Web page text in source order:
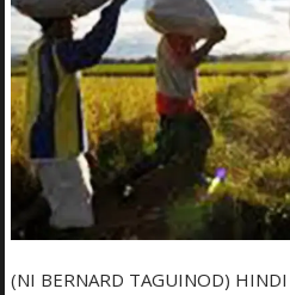
(NI BERNARD TAGUINOD)